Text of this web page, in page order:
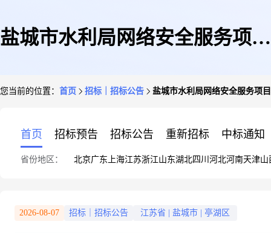
盐城市水利局网络安全服务项目
您当前的位置： 首页 招标｜招标公告 盐城市水利局网络安全服务项
首页 招标预告 招标公告 重新招标 中标通知
省份地区： 北京广东 上海江苏浙江山东湖北四川 河北河南天津山
2026-08-07 招标｜招标公告 江苏省 盐城市 亭湖区